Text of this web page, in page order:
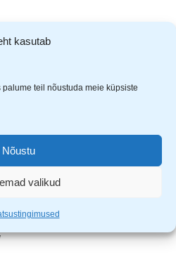
kasutab
teil nõustuda meie küpsiste
Nõustu
valikud